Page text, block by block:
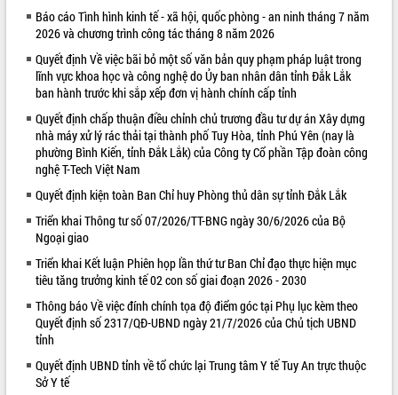
VIDEO
Khám bệnh, cấp phát thuốc miễn phí
và tặng quà người dân xã Cư Pui
Hội nghị UBND tỉnh Đắk Lắk thường kỳ
tháng 7/2026
Lễ truy tặng danh hiệu “Bà Mẹ Việt
Nam Anh hùng” và trao Huân chương
Lao động
UBND tỉnh Đắk Lắk triển khai nhiệm
Kỳ họp thứ Hai, Hội đồng nhân dân
ALBUM ẢNH
Báo cáo Tình hình kinh tế - xã hội, quốc phòng - an ninh tháng 7 năm
2026 và chương trình công tác tháng 8 năm 2026
Quyết định Về việc bãi bỏ một số văn bản quy phạm pháp luật trong
lĩnh vực khoa học và công nghệ do Ủy ban nhân dân tỉnh Đắk Lắk
ban hành trước khi sắp xếp đơn vị hành chính cấp tỉnh
Quyết định chấp thuận điều chỉnh chủ trương đầu tư dự án Xây dựng
nhà máy xử lý rác thải tại thành phố Tuy Hòa, tỉnh Phú Yên (nay là
phường Bình Kiến, tỉnh Đắk Lắk) của Công ty Cổ phần Tập đoàn công
nghệ T-Tech Việt Nam
Quyết định kiện toàn Ban Chỉ huy Phòng thủ dân sự tỉnh Đắk Lắk
Triển khai Thông tư số 07/2026/TT-BNG ngày 30/6/2026 của Bộ
Ngoại giao
Triển khai Kết luận Phiên họp lần thứ tư Ban Chỉ đạo thực hiện mục
tiêu tăng trưởng kinh tế 02 con số giai đoạn 2026 - 2030
Thông báo Về việc đính chính tọa độ điểm góc tại Phụ lục kèm theo
Quyết định số 2317/QĐ-UBND ngày 21/7/2026 của Chủ tịch UBND
tỉnh
Quyết định UBND tỉnh về tổ chức lại Trung tâm Y tế Tuy An trực thuộc
Sở Y tế